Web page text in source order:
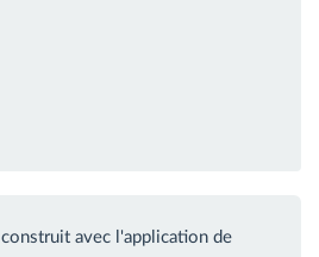
construit avec l'application de